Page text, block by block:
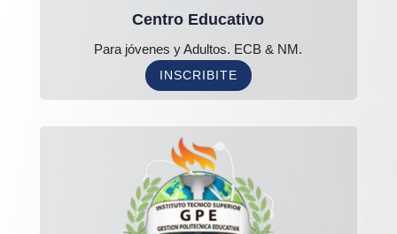
Centro Educativo
Para jóvenes y Adultos. ECB & NM.
INSCRIBITE